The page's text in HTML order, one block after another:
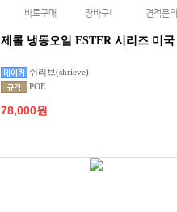
바로구매 장바구니 견적문의
제롤 냉동오일 ESTER 시리즈 미국
쉬리브(shrieve)
POE
78,000원